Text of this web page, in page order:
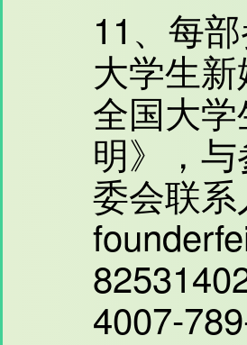
11、每
大学生
全国大
明》，
委会联
4007-